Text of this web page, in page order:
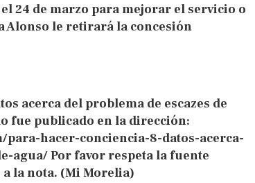
24 de marzo para mejorar el servicio o
Alonso le retirará la concesión
acerca del problema de escazes de
fue publicado en la dirección:
hacer-conciencia-8-datos-acerca-
agua/ Por favor respeta la fuente
la nota. (Mi Morelia)